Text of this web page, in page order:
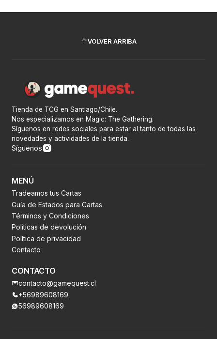
VOLVER ARRIBA
Tienda de TCG en Santiago/Chile.
Nos especializamos en Magic: The Gathering.
Síguenos en redes sociales para estar al tanto de todas las
novedades y actividades de la tienda.
Síguenos
MENÚ
Tradeamos tus Cartas
Guía de Estados para Cartas
Términos y Condiciones
Políticas de devolución
Política de privacidad
Contacto
CONTACTO
contacto@gamequest.cl
+56989608169
56989608169